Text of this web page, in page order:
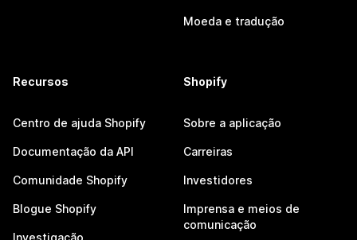
Moeda e tradução
Recursos
Centro de ajuda Shopify
Documentação da API
Comunidade Shopify
Blogue Shopify
Investigação
Shopify
Sobre a aplicação
Carreiras
Investidores
Imprensa e meios de
comunicação